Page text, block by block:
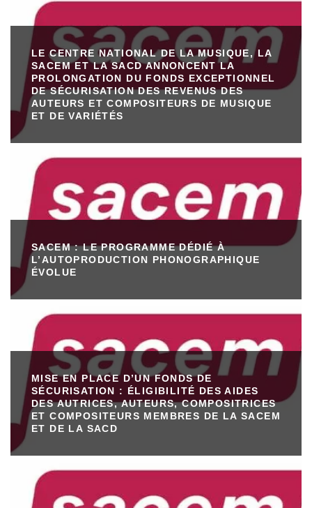
LE CENTRE NATIONAL DE LA MUSIQUE, LA
SACEM ET LA SACD ANNONCENT LA
PROLONGATION DU FONDS EXCEPTIONNEL
DE SÉCURISATION DES REVENUS DES
AUTEURS ET COMPOSITEURS DE MUSIQUE
ET DE VARIÉTÉS
SACEM : LE PROGRAMME DÉDIÉ À
L’AUTOPRODUCTION PHONOGRAPHIQUE
ÉVOLUE
MISE EN PLACE D’UN FONDS DE
SÉCURISATION : ÉLIGIBILITÉ DES AIDES
DES AUTRICES, AUTEURS, COMPOSITRICES
ET COMPOSITEURS MEMBRES DE LA SACEM
ET DE LA SACD